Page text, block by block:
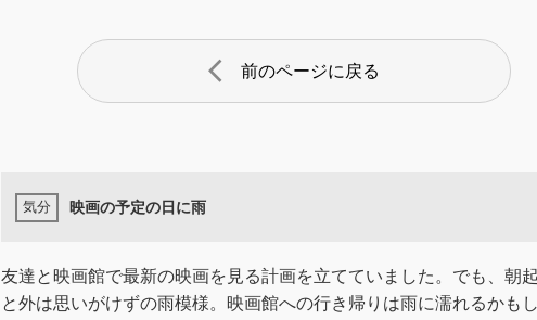
arrow_back_ios 前のページに戻る
映画の予定の日に雨
友達と映画館で最新の映画を見る計画を立てていました。でも、朝
と外は思いがけずの雨模様。映画館への行き帰りは雨に濡れるかも